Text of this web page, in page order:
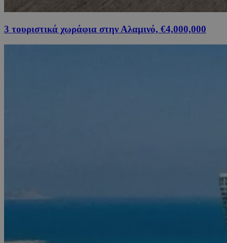
3 τουριστικά χωράφια στην Αλαμινό, €4,000,000